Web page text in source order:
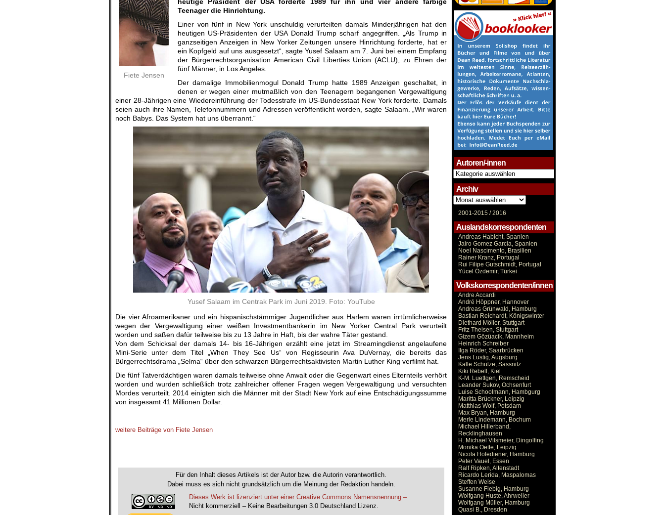
Fiete Jensen
Teenager die Hinrichtung.
Einer von fünf in New York unschuldig verurteilten damals Minderjährigen hat den
heutigen US-Präsidenten der USA Donald Trump scharf angegriffen. „Als Trump in
ganzseitigen Anzeigen in New Yorker Zeitungen unsere Hinrichtung forderte, hat er
ein Kopfgeld auf uns ausgesetzt“, sagte Yusef Salaam am 7. Juni bei einem Empfang
der Bürgerrechtsorganisation American Civil Liberties Union (ACLU), zu Ehren der
fünf Männer, in Los Angeles.
Der damalige Immobilienmogul Donald Trump hatte 1989 Anzeigen geschaltet, in
denen er wegen einer mutmaßlich von den Teenagern begangenen Vergewaltigung
einer 28-Jährigen eine Wiedereinführung der Todesstrafe im US-Bundesstaat New York forderte. Damals
seien auch ihre Namen, Telefonnummern und Adressen veröffentlicht worden, sagte Salaam. „Wir waren
noch Babys. Das System hat uns überrannt.“
Yusef Salaam im Centrak Park im Juni 2019. Foto: YouTube
Die vier Afroamerikaner und ein hispanischstämmiger Jugendlicher aus Harlem waren irrtümlicherweise
wegen der Vergewaltigung einer weißen Investmentbankerin im New Yorker Central Park verurteilt
worden und saßen dafür teilweise bis zu 13 Jahre in Haft, bis der wahre Täter gestand.
Von dem Schicksal der damals 14- bis 16-Jährigen erzählt eine jetzt im Streamingdienst angelaufene
Mini-Serie unter dem Titel „When They See Us“ von Regisseurin Ava DuVernay, die bereits das
Bürgerrechtsdrama „Selma“ über den schwarzen Bürgerrechtsaktivisten Martin Luther King verfilmt hat.
Die fünf Tatverdächtigen waren damals teilweise ohne Anwalt oder die Gegenwart eines Elternteils verhört
worden und wurden schließlich trotz zahlreicher offener Fragen wegen Vergewaltigung und versuchten
Mordes verurteilt. 2014 einigten sich die Männer mit der Stadt New York auf eine Entschädigungssumme
von insgesamt 41 Millionen Dollar.
weitere Beiträge von Fiete Jensen
Für den Inhalt dieses Artikels ist der Autor bzw. die Autorin verantwortlich.
Dabei muss es sich nicht grundsätzlich um die Meinung der Redaktion handeln.
Dieses Werk ist lizenziert unter einer Creative Commons Namensnennung –
Nicht kommerziell – Keine Bearbeitungen 3.0 Deutschland Lizenz.
Autoren/-innen
Autoren/-
innen
Archiv
Archiv
2001-2015 /2016
Auslandskorrespondenten
Andreas Habicht, Spanien
Jairo Gomez Garcia, Spanien
Noel Nascimento, Brasilien
Rainer Kranz, Portugal
Rui Filipe Gutschmidt, Portugal
Yücel Özdemir, Türkei
Volkskorrespondenten/innen
Andre Accardi
André Höppner, Hannover
Andreas Grünwald, Hamburg
Bastian Reichardt, Königswinter
Diethard Möller, Stuttgart
Fritz Theisen, Stuttgart
Gizem Gözüacik, Mannheim
Heinrich Schreiber
Ilga Röder, Saarbrücken
Jens Lustig, Augsburg
Kalle Schulze, Sassnitz
Kiki Rebell, Kiel
K-M. Luettgen, Remscheid
Leander Sukov, Ochsenfurt
Luise Schoolmann, Hambgurg
Maritta Brückner, Leipzig
Matthias Wolf, Potsdam
Max Bryan, Hamburg
Merle Lindemann, Bochum
Michael Hillerband,
Recklinghausen
H. Michael Vilsmeier, Dingolfing
Monika Oette, Leipzig
Nicola Hofediener, Hamburg
Peter Vauel, Essen
Ralf Ripken, Altenstadt
Ricardo Lerida, Maspalomas
Steffen Weise
Susanne Fiebig, Hamburg
Wolfgang Huste, Ahrweiler
Wolfgang Müller, Hamburg
Quasi B., Dresden